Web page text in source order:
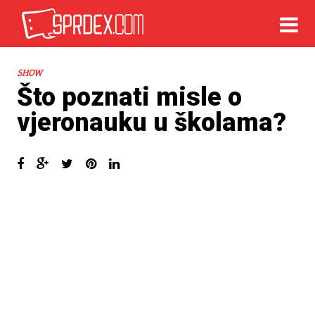
SHOW
Što poznati misle o
vjeronauku u školama?